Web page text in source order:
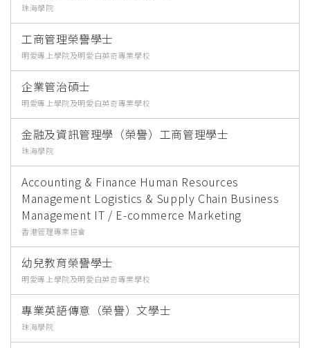
珠海學院
工商管理榮譽學士
明愛專上學院及明愛白英奇專業學校
企業管治碩士
明愛專上學院及明愛白英奇專業學校
金融及資訊管理學（榮譽）工商管理學士
珠海學院
Accounting & Finance Human Resources
Management Logistics & Supply Chain Business
Management IT / E-commerce Marketing
香港管理專業協會
幼兒教育榮譽學士
明愛專上學院及明愛白英奇專業學校
專業英語傳意（榮譽）文學士
珠海學院